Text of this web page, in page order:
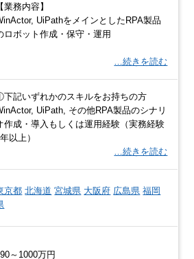
【業務内容】
UiPathをメインとしたRPA製品
ロボット作成・保守・運用
…続きを読む
記いずれかのスキルをお持ちの方
UiPath, その他RPA製品のシナリ
作成・導入もしくは運用経験（実務経験
以上）
…続きを読む
京都 北海道 宮城県 大阪府 広島県 福岡
～1000万円